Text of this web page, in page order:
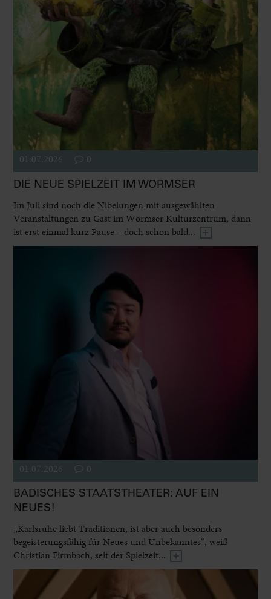
01.07.2026 0
DIE NEUE SPIELZEIT IM WORMSER
Im Juli sind noch die Nibelungen mit ausgewählten
Veranstaltungen zu Gast im Wormser Kulturzentrum, dann
ist erst einmal kurz Pause – doch schon bald...
01.07.2026 0
BADISCHES STAATSTHEATER: AUF EIN
NEUES!
„Karlsruhe liebt Traditionen, ist aber auch besonders
begeisterungsfähig für Neues und Unbekanntes“, weiß
Christian Firmbach, seit der Spielzeit...